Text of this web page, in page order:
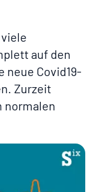
auf den
neue Covid19-
Zurzeit
normalen